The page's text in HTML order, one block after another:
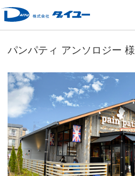
コ
テ
パンパティ アンソロジー 様